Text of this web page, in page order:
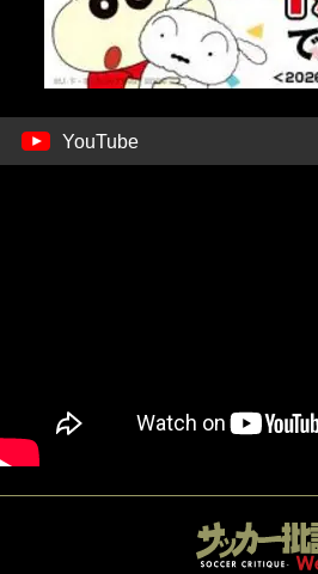
YouTube